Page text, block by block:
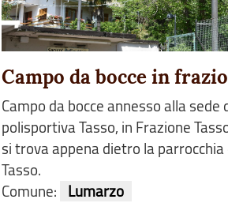
Campo da bocce in
Campo da bocce annesso alla sede
polisportiva Tasso, in Frazione
si trova appena dietro la
Tasso.
Comune:
Lumarzo